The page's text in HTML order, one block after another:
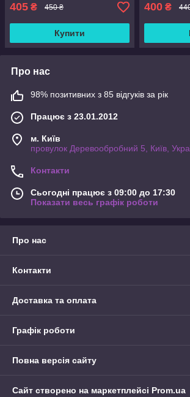
405 ₴ 450 ₴
Купити
400 ₴
Про нас
98% позитивних з 85 відгуків за рік
Працює з 23.01.2012
м. Київ
провулок Деревообробний 5, Київ,
Контакти
Сьогодні працює з 09:00 до 17:30
Показати весь графік роботи
Про нас
Контакти
Доставка та оплата
Графік роботи
Повна версія сайту
Сайт створено на маркетплейсі Prom.ua